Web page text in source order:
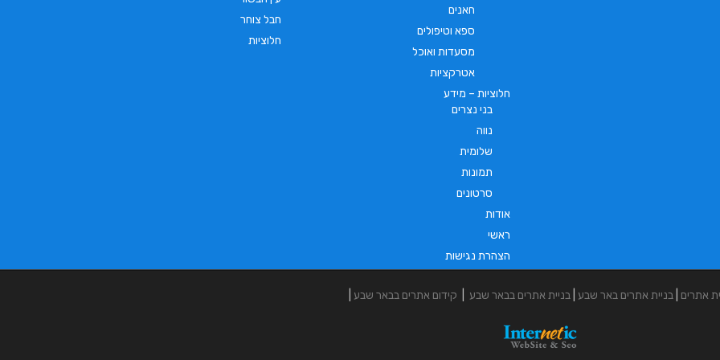
חבל צוחר
חלוציות
חאנים
ספא וטיפולים
מסעדות ואוכל
אטרקציות
חלוציות – מידע
בני נצרים
נווה
שלומית
תמונות
סרטונים
אודות
ראשי
הצהרת נגישות
אתרים בניית אתרים באר שבע בניית אתרים בבאר שבע קידום אתרים בבאר שבע